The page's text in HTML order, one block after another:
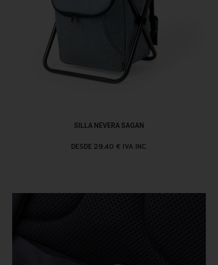
SILLA NEVERA SAGAN
DESDE 29,40 € IVA INC.